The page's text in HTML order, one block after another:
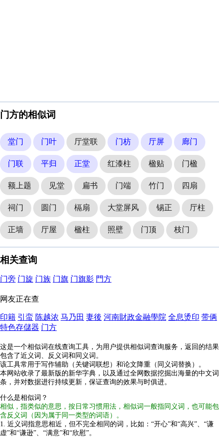
门方的相似词
堂门 门叶 厅堂联 门枋 厅屏 廊门
门联 平归 正堂 红漆柱 楹贴 门楹
额上题 见堂 扁书 门端 竹门 四扇
祠门 圆门 槅扇 大堂屏风 锡正 厅柱
正墙 厅屋 楹柱 照壁 门顶 枝门
相关查询
门旁 门旋 门族 门旗 门旗影 門方
网友正在查
印籍 引蛮 陈越浓 马乃田 妻後 河南財政金融學院 全息烫印 带俩
特色存儲器 门方
这是一个相似词在线查询工具，为用户提供相似词查询服务，返回的结果
包含了近义词、反义词和同义词。
该工具常用于写作辅助（关键词联想）和论文降重（同义词替换）。
本网站收录了最新版的新华字典，以及通过全网数据挖掘出海量的中文词
条，并对数据进行持续更新，保证查询的效果与时俱进。
什么是相似词？
相似，指类似的意思，按日常习惯用法，相似词一般指同义词，也可能包
含反义词（因为属于同一类型的词语）。
1. 近义词指意思相近，但不完全相同的词，比如：“开心”和“高兴”、“谦
虚”和“谦逊”、“满意”和“欣慰”。